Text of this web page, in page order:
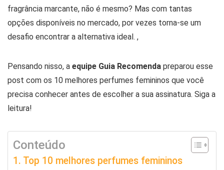
fragrância marcante, não é mesmo? Mas com tantas
opções disponíveis no mercado, por vezes torna-se um
desafio encontrar a alternativa ideal. ,
Pensando nisso, a equipe Guia Recomenda preparou esse
post com os 10 melhores perfumes femininos que você
precisa conhecer antes de escolher a sua assinatura. Siga a
leitura!
Conteúdo
Top 10 melhores perfumes femininos